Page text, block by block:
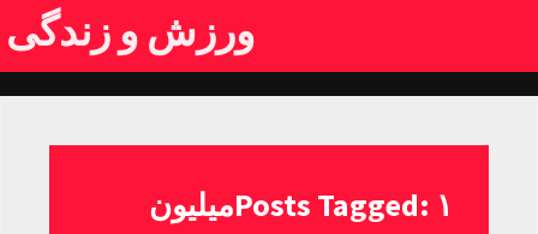
ورزش و زندگی
Posts Tagged: ۱میلیون